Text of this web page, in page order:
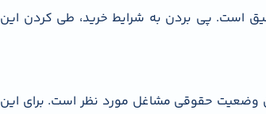
است. پی بردن به شرایط خرید، طی کردن این
وضعیت حقوقی مشاغل مورد نظر است. برای این